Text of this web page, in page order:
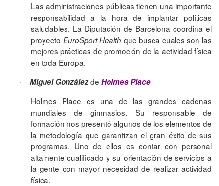
Las administraciones públicas tienen una importante
responsabilidad a la hora de implantar políticas
saludables. La Diputación de Barcelona coordina el
proyecto EuroSport Health que busca cuales son las
mejores prácticas de promoción de la actividad física
en toda Europa.
·
Miguel Gonzálezde Holmes Place
Holmes Place es una de las grandes cadenas
mundiales de gimnasios. Su responsable de
formación nos presentó algunos de los elementos de
la metodología que garantizan el gran éxito de sus
programas. Uno de ellos es contar con personal
altamente cualificado y su orientación de servicios a
la gente con mayor necesidad de realizar actividad
física.